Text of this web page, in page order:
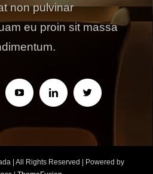
non pulvinar
eu proin sit massa
| All Rights Reserved | Powered by